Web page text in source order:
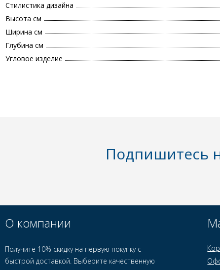
Стилистика дизайна
Высота см
Ширина см
Глубина см
Угловое изделие
Подпишитесь
О компании
Получите 10% скидку на первую покупку с
быстрой доставкой. Выберите качественную